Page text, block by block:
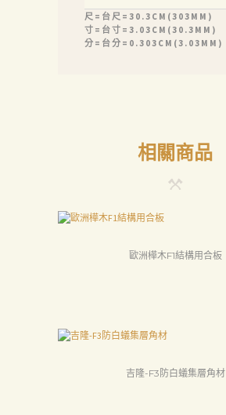
尺=台尺=30.3CM(303MM)
寸=台寸=3.03CM(30.3MM)
分=台分=0.303CM(3.03MM)
相關商品
歐洲樺木F1結構用合板
吉隆-F3防白蟻集層角材